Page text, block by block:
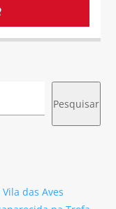
Pesquisar
das Aves